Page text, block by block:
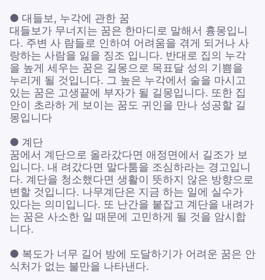
● 대들보, 누각에 관한 꿈
대들보가 무너지는 꿈은 한마디로 말해서 흉몽입니
다. 주변 사 람들로 인하여 어려움을 겪게 되거나 사
랑하는 사람을 잃을 징조 입니다. 반대로 집의 누각
을 높게 세우는 꿈은 길몽으로 목표달 성의 기쁨을
누리게 될 것입니다. 그 높은 누각에서 술을 마시고
있는 꿈은 고생끝에 부자가 될 길몽입니다. 또한 집
안이 초라하 게 보이는 꿈도 귀인을 만나 성공할 길
몽입니다
● 계단
꿈에서 계단으로 올라갔다면 애정면에서 길조가 보
입니다. 내 려갔다면 말다툼을 조심하라는 경고입니
다. 계단을 청소했다면 생활이 뜻하지 않은 방향으로
변할 것입니다. 나무계단은 지금 하는 일에 실수가
있다는 의미입니다. 또 난간을 붙잡고 계단을 내려가
는 꿈은 사소한 일 때문에 고민하게 될 것을 암시합
니다.
● 복도가 너무 길어 방에 도달하기가 어려운 꿈은 안
식처가 없는 불만을 나타낸다.